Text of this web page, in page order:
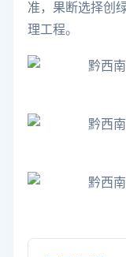
准，果断选择创
理工程。